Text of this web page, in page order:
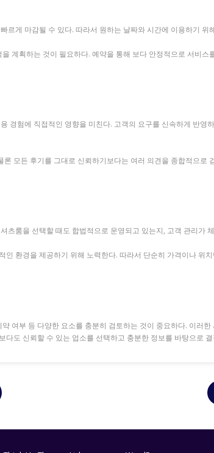
게 마감될 수 있다. 따라서 원하는 날짜와 시간에 이용하기
계획하는 것이 필요하다. 예약을 통해 보다 안정적으로 서비
경험에 직접적인 영향을 미친다. 고객의 요구를 신속하게 반영
모든 후기를 그대로 신뢰하기보다는 여러 의견을 종합적으로
룸을 선택할 때도 합법적으로 운영되고 있는지, 고객 관리가
환경을 제공하기 위해 노력한다. 따라서 단순히 가격이나 위
여부 등 다양한 요소를 충분히 검토하는 것이 중요하다. 이러
도 신뢰할 수 있는 업소를 선택하고 충분한 정보를 바탕으로